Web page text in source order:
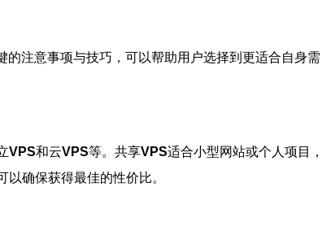
的注意事项与技巧，可以帮助用户选择到更适合自身需
VPS和云VPS等。共享VPS适合小型网站或个人项目，
以确保获得最佳的性价比。